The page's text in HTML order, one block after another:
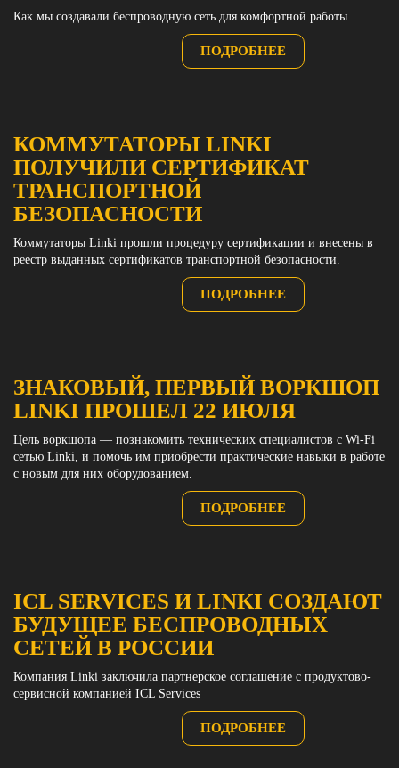
Как мы создавали беспроводную сеть для комфортной работы
ПОДРОБНЕЕ
КОММУТАТОРЫ LINKI
ПОЛУЧИЛИ СЕРТИФИКАТ
ТРАНСПОРТНОЙ
БЕЗОПАСНОСТИ
Коммутаторы Linki прошли процедуру сертификации и внесены в
реестр выданных сертификатов транспортной безопасности.
ПОДРОБНЕЕ
ЗНАКОВЫЙ, ПЕРВЫЙ ВОРКШОП
LINKI ПРОШЕЛ 22 ИЮЛЯ
Цель воркшопа — познакомить технических специалистов с Wi-Fi
сетью Linki, и помочь им приобрести практические навыки в работе
с новым для них оборудованием.
ПОДРОБНЕЕ
ICL SERVICES И LINKI СОЗДАЮТ
БУДУЩЕЕ БЕСПРОВОДНЫХ
СЕТЕЙ В РОССИИ
Компания Linki заключила партнерское соглашение с продуктово-
сервисной компанией ICL Services
ПОДРОБНЕЕ